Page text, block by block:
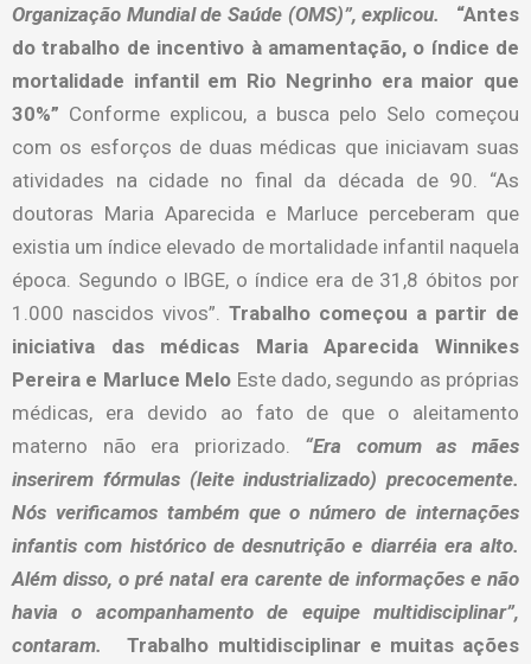
Organização Mundial de Saúde (OMS)”, explicou.
“Antes
do trabalho de incentivo à amamentação, o índice de
mortalidade infantil em Rio Negrinho era maior que
30%” Conforme explicou, a busca pelo Selo começou
com os esforços de duas médicas que iniciavam suas
atividades na cidade no final da década de 90. “As
doutoras Maria Aparecida e Marluce perceberam que
existia um índice elevado de mortalidade infantil naquela
época. Segundo o IBGE, o índice era de 31,8 óbitos por
1.000 nascidos vivos”. Trabalho começou a partir de
iniciativa das médicas Maria Aparecida Winnikes
Pereira e Marluce Melo Este dado, segundo as próprias
médicas, era devido ao fato de que o aleitamento
materno não era priorizado. “Era comum as mães
inserirem fórmulas (leite industrializado) precocemente.
Nós verificamos também que o número de internações
infantis com histórico de desnutrição e diarréia era alto.
Além disso, o pré natal era carente de informações e não
havia o acompanhamento de equipe multidisciplinar”,
contaram.
Trabalho multidisciplinar e muitas ações